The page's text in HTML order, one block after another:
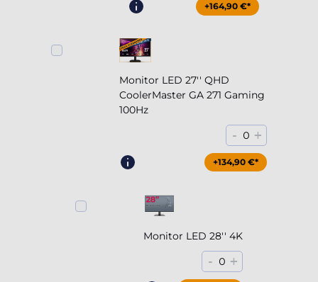
+164,90 €*
Monitor LED 27'' QHD
CoolerMaster GA 271 Gaming
100Hz
- 0 +
+204,90 €*
+134,90 €*
Monitor LED 28'' 4K
- 0 +